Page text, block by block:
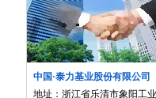
中国·泰力基业股份有限公司
地址：浙江省乐清市象阳工